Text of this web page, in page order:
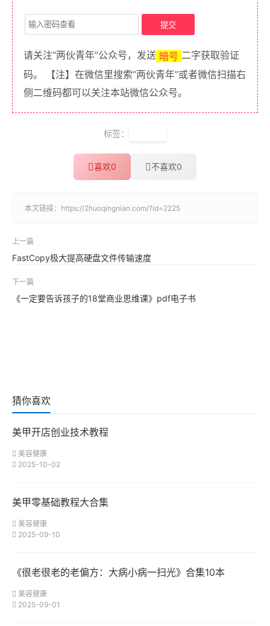
请关注“两伙青年”公众号，发送 暗号 二字获取验证
码。 【注】在微信里搜索“两伙青年”或者微信扫描右
侧二维码都可以关注本站微信公众号。
标签：
喜欢0 不喜欢0
本文链接： https://2huoqingnian.com/?id=2225
上一篇
FastCopy极大提高硬盘文件传输速度
下一篇
《一定要告诉孩子的18堂商业思维课》pdf电子书
猜你喜欢
美甲开店创业技术教程
美容健康
2025-10-02
美甲零基础教程大合集
美容健康
2025-09-10
《很老很老的老偏方：大病小病一扫光》合集10本
美容健康
2025-09-01